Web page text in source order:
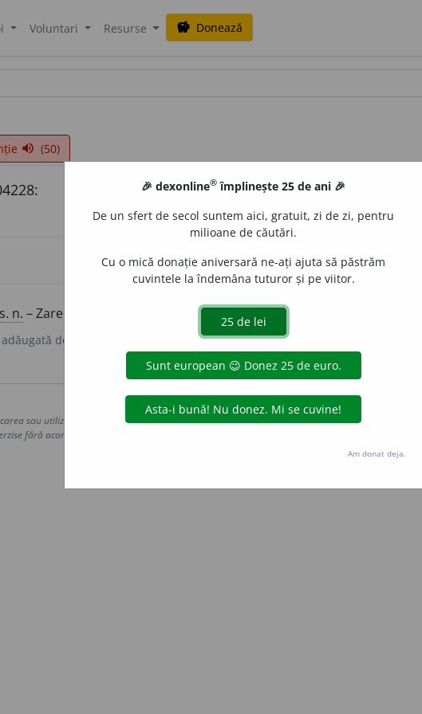
Voluntari Resurse savings Donează
volume_up (50)
s. n. – Zare. – orizonteșivar.din
adăugată de
Copyright © 2004-2026 dexonline (https://dexonline.ro)
sau utilizarea datelor de pe acest site, inclusiv prin orice metode de extragere automată
fără acordul nostru prealabil scris, cu excepția seturilor de date oferite oficial spre utilizare
Hosterion
🎉 dexonline® împlinește 25 de ani 🎉
De un sfert de secol suntem aici, gratuit, zi de zi, pentru
milioane de căutări.
Cu o mică donație aniversară ne-ați ajuta să păstrăm
cuvintele la îndemâna tuturor și pe viitor.
Am donat deja.